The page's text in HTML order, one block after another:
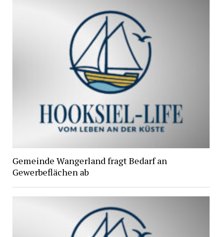
Gemeinde Wangerland fragt Bedarf an
Gewerbeflächen ab